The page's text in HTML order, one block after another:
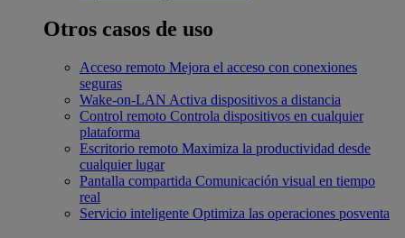
Otros casos de uso
Acceso remoto Mejora el acceso con conexiones
seguras
Wake-on-LAN Activa dispositivos a distancia
Control remoto Controla dispositivos en cualquier
plataforma
Escritorio remoto Maximiza la productividad desde
cualquier lugar
Pantalla compartida Comunicación visual en tiempo
real
Servicio inteligente Optimiza las operaciones posventa